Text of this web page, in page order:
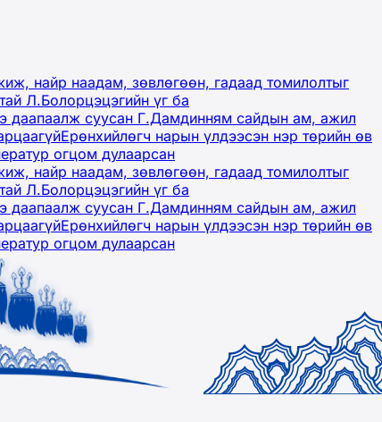
найр наадам, зөвлөгөөн, гадаад томилолтыг
Л.Болорцэцэгийн үг ба
даапаалж суусан Г.Дамдинням сайдын ам, ажил
Ерөнхийлөгч нарын үлдээсэн нэр төрийн өв
огцом дулаарсан
найр наадам, зөвлөгөөн, гадаад томилолтыг
Л.Болорцэцэгийн үг ба
даапаалж суусан Г.Дамдинням сайдын ам, ажил
Ерөнхийлөгч нарын үлдээсэн нэр төрийн өв
огцом дулаарсан